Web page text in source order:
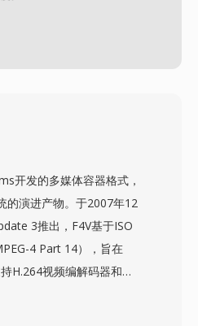
开发的多媒体容器格式，
的演进产物。于2007年12
3推出，F4V基于ISO
4 Part 14），旨在
H.264视频编解码器和
器结构的前身FLV不同，